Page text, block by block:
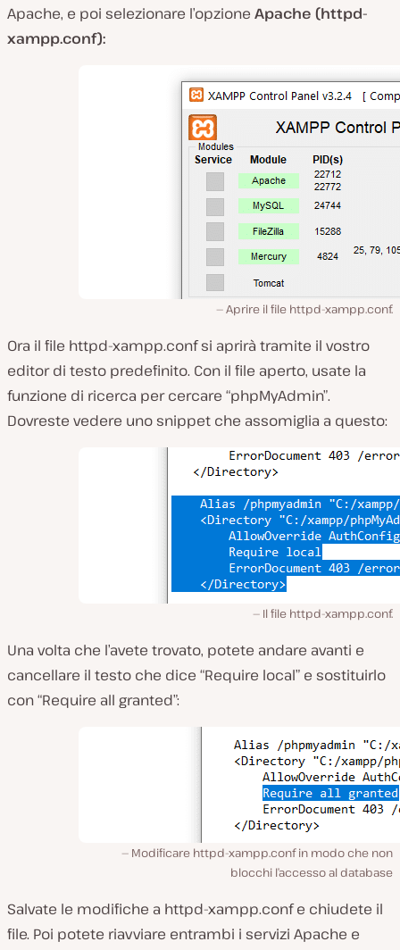
Apache, e poi selezionare l’opzione Apache (httpd-
xampp.conf):
Aprire il file httpd-xampp.conf.
Ora il file httpd-xampp.confsi aprirà tramite il vostro
editor di testo predefinito. Con il file aperto, usate la
funzione di ricerca per cercare “phpMyAdmin”.
Dovreste vedere uno snippet che assomiglia a questo:
Il file httpd-xampp.conf.
Una volta che l’avete trovato, potete andare avanti e
cancellare il testo che dice “Require local” e sostituirlo
con “Require all granted”:
Modificare httpd-xampp.conf in modo che non
blocchi l’accesso al database
Salvate le modifiche a httpd-xampp.confe chiudete il
file. Poi potete riavviare entrambi i servizi Apache e